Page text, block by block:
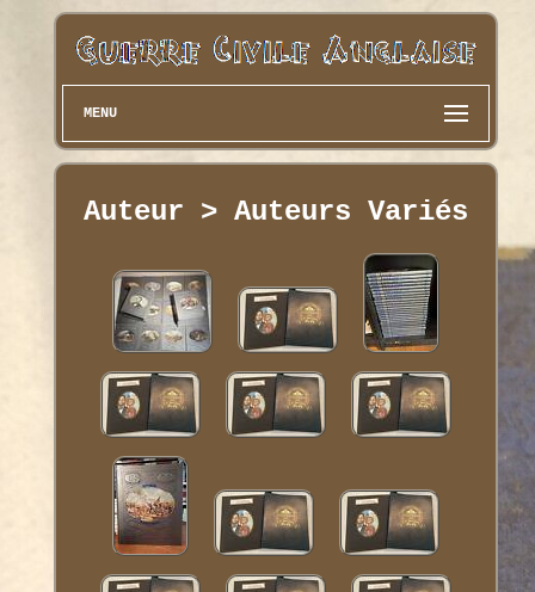
MENU
Auteur > Auteurs Variés